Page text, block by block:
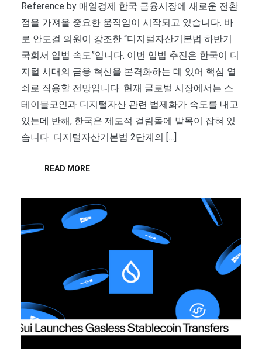
Reference by 매일경제 한국 금융시장에 새로운 전환
점을 가져올 중요한 움직임이 시작되고 있습니다. 바
로 안도걸 의원이 강조한 “디지털자산기본법 하반기
국회서 입법 속도”입니다. 이번 입법 추진은 한국이 디
지털 시대의 금융 혁신을 본격화하는 데 있어 핵심 열
쇠로 작용할 전망입니다. 현재 글로벌 시장에서는 스
테이블코인과 디지털자산 관련 법제화가 속도를 내고
있는데 반해, 한국은 제도적 걸림돌에 발목이 잡혀 있
습니다. 디지털자산기본법 2단계의 […]
READ MORE